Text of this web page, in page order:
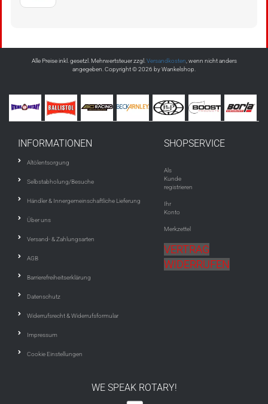
Alle Preise inkl. gesetzl. Mehrwertsteuer zzgl. Versandkosten , wenn nicht anders
angegeben. Copyright © 2026 by Wankelshop.
INFORMATIONEN
Altölentsorgung
Selbstabholung/Besuche
Händler & Innergemeinschaftliche Lieferung
Über uns
Versand- & Zahlungsarten
AGB
Barrierefreiheitserklärung
Datenschutz
Widerrufsrecht & Widerrufsformular
Impressum
Cookie Einstellungen
SHOPSERVICE
Als
Kunde
registrieren
Ihr
Konto
Merkzettel
VERTRAG
WIDERRUFEN
WE SPEAK ROTARY!